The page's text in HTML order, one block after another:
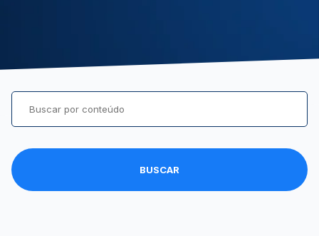
BUSCAR